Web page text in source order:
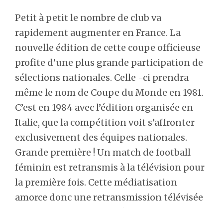
Petit à petit le nombre de club va
rapidement augmenter en France. La
nouvelle édition de cette coupe officieuse
profite d’une plus grande participation de
sélections nationales. Celle -ci prendra
même le nom de Coupe du Monde en 1981.
C’est en 1984 avec l’édition organisée en
Italie, que la compétition voit s’affronter
exclusivement des équipes nationales.
Grande première ! Un match de football
féminin est retransmis à la télévision pour
la première fois. Cette médiatisation
amorce donc une retransmission télévisée